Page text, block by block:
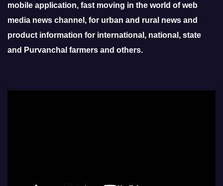
mobile application, fast moving in the world of web
media news channel, for urban and rural news and
product information for international, national, state
and Purvanchal farmers and others.